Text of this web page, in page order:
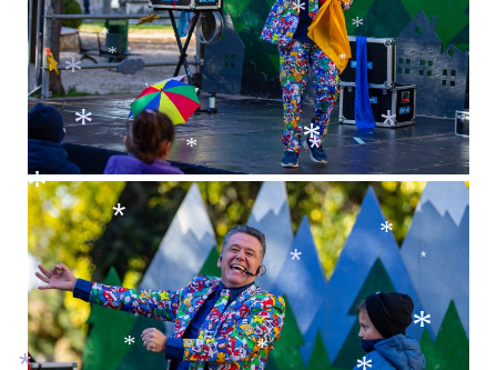
*
*
*
*
*
*
*
*
*
*
*
*
*
*
*
*
*